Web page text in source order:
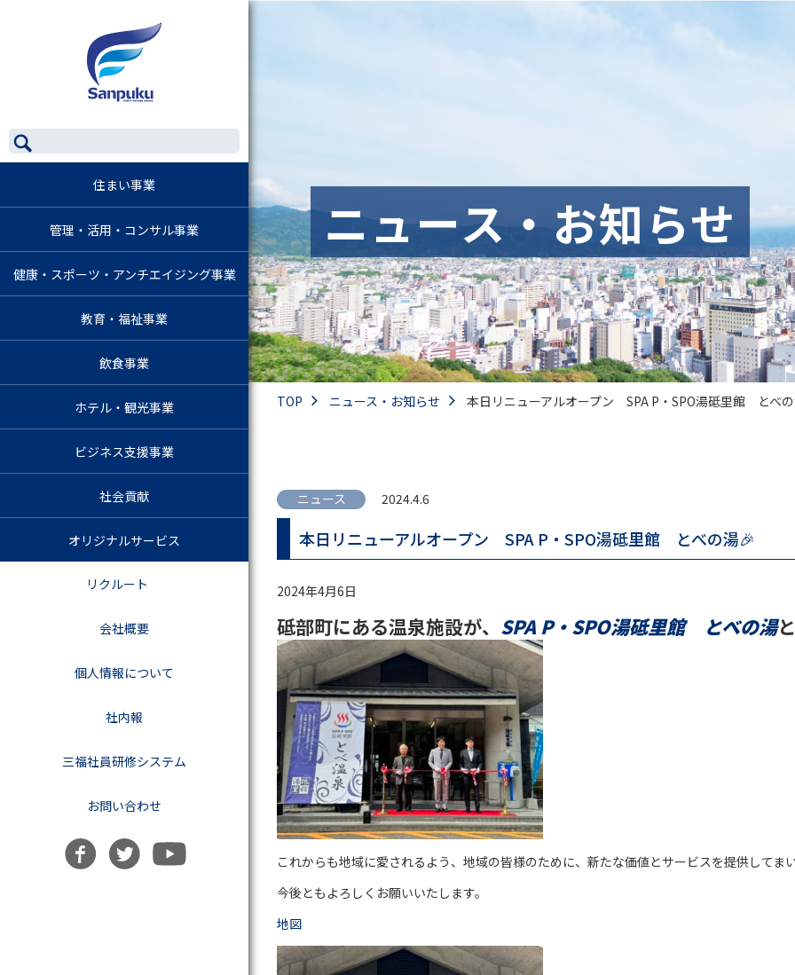
住まい事業
管理・活用・コンサル事業
健康・スポーツ・アンチエイジング事業
教育・福祉事業
飲食事業
ホテル・観光事業
ビジネス支援事業
社会貢献
オリジナルサービス
リクルート
会社概要
個人情報について
社内報
三福社員研修システム
お問い合わせ
ニュース・お知らせ
TOP ニュース・お知らせ 本日リニューアルオープン SPA P・SPO湯砥里館 とべ
ニュース 2024.4.6
本日リニューアルオープン SPA P・SPO湯砥里館 とべの湯🎉
2024年4月6日
砥部町にある温泉施設が、 SPA P・SPO湯砥里館 とべの湯
これからも地域に愛されるよう、地域の皆様のために、新たな価値とサービスを提供してまい
今後ともよろしくお願いいたします。
地図